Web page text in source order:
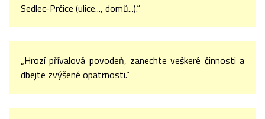
Sedlec-Prčice (ulice..., domů...).“
„Hrozí přívalová povodeň, zanechte veškeré činnosti a
dbejte zvýšené opatrnosti.“